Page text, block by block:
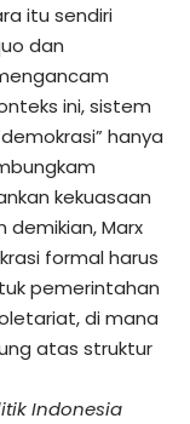
itu sendiri
dan
ini, sistem
hanya
kekuasaan
demikian, Marx
formal harus
pemerintahan
di mana
atas struktur
Indonesia